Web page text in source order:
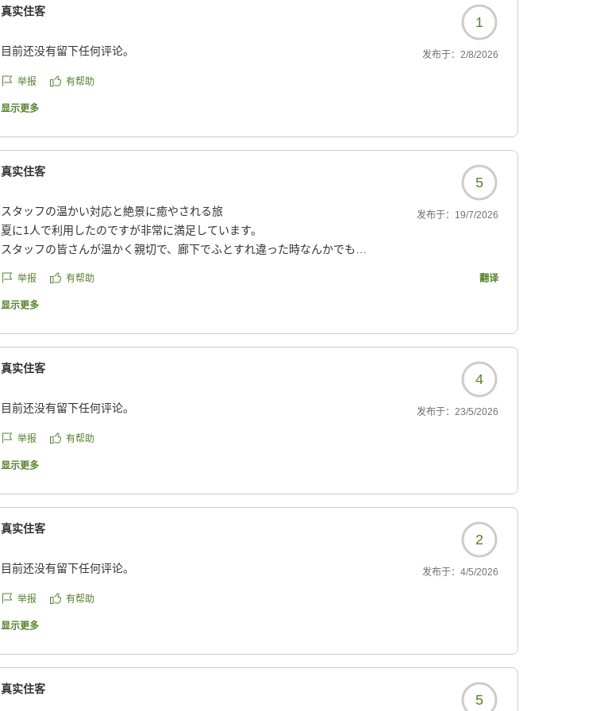
真实住客
1
目前还没有留下任何评论。 发布于： 2/8/2026
举报 有帮助
显示更多
真实住客
5
スタッフの温かい対応と絶景に癒やされる旅
夏に1人で利用したのですが非常に満足しています。
スタッフの皆さんが温かく親切で、廊下でふとすれ違った時なんかでも
ごくあったかい気持ちになりました。
スキー場のオフシーズンということもあって、カフェ/ラウンジや大浴場は
夕食はフレンチをいただいたのですが、実は私はフレンチをいただくのが
人生で初めてでした。高級なイメージがあって少し緊張して行ったのです
はいえど肩肘張らない感じで、とってもよかったです!私みたいにフレンチ
晴れていたので景色は昼夜問わず素敵でした特に、宿泊したお部屋の小さ
な窓から見えたマジックアワーの空と、カフェのテラスからのぞむ見渡す
クチコミの詳細はこちらから
reviewId=33123478148139
发布于： 19/7/2026
举报 有帮助 翻译
显示更多
真实住客
4
目前还没有留下任何评论。 发布于： 23/5/2026
举报 有帮助
显示更多
真实住客
2
目前还没有留下任何评论。 发布于： 4/5/2026
举报 有帮助
显示更多
真实住客
5